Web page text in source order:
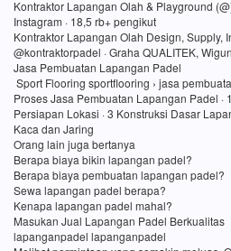
Kontraktor Lapangan Olah & Playground
Instagram · 18,5 rb+ pengikut
Kontraktor Lapangan Olah Design, Supply,
@kontraktorpadel · Graha QUALITEK,
Jasa Pembuatan Lapangan Padel
Sport Flooring sportflooring › jasa
Proses Jasa Pembuatan Lapangan Padel ·
Persiapan Lokasi · 3 Konstruksi Dasar
Kaca dan Jaring
Orang lain juga bertanya
Berapa biaya bikin lapangan padel?
Berapa biaya pembuatan lapangan padel?
Sewa lapangan padel berapa?
Kenapa lapangan padel mahal?
Masukan Jual Lapangan Padel Berkualitas
lapanganpadel lapanganpadel